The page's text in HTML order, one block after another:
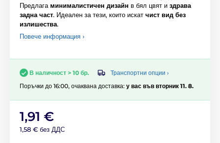
Предлага минималистичен дизайн в бял цвят и здрава
задна част. Идеален за тези, които искат чист вид без
излишества.
Повече информация ›
В наличност > 10 бр.
Транспортни опции ›
Поръчки до 16:00, очаквана доставка: у вас във вторник 11. 8.
1,91 €
1,58 € без ДДС